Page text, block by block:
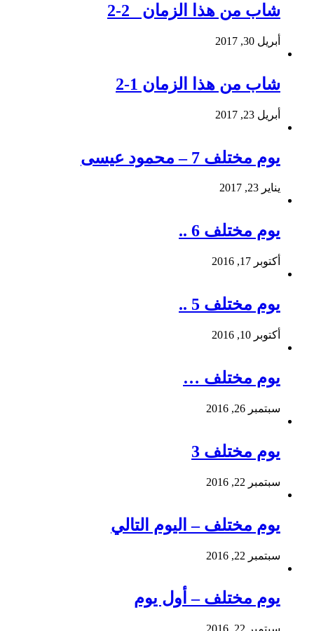
شاب من هذا الزمان 2-2
أبريل 30, 2017
شاب من هذا الزمان 1-2
أبريل 23, 2017
يوم مختلف 7 – محمود عيسى
يناير 23, 2017
يوم مختلف 6 ..
أكتوبر 17, 2016
يوم مختلف 5 ..
أكتوبر 10, 2016
يوم مختلف …
سبتمبر 26, 2016
يوم مختلف 3
سبتمبر 22, 2016
يوم مختلف – اليوم التالي
سبتمبر 22, 2016
يوم مختلف – أول يوم